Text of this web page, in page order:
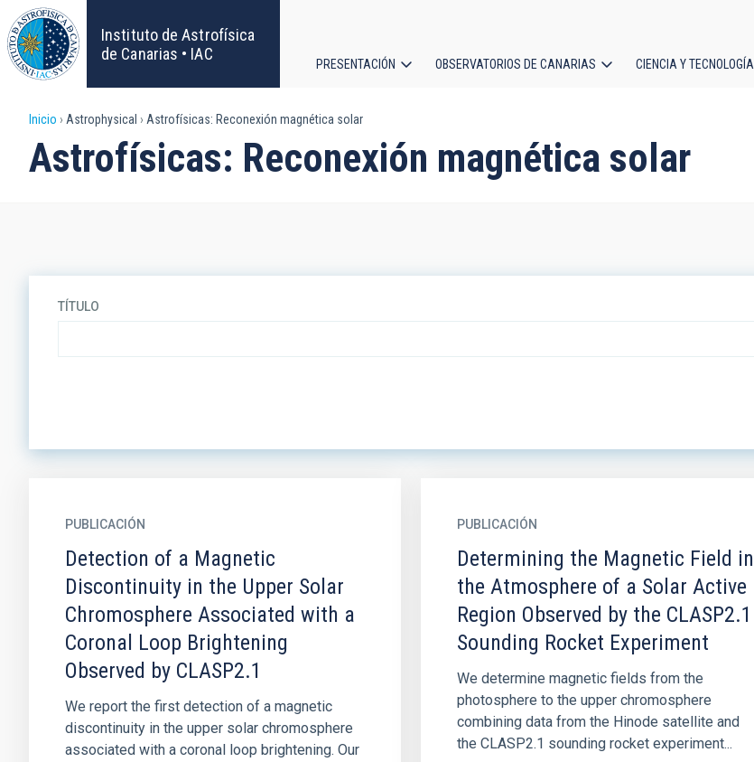
Pasar
al
contenido
principal
Instituto de Astrofísica
de Canarias • IAC
principal
PRESENTACIÓN OBSERVATORIOS DE CANARIAS CIENCIA Y TECNOLOGÍA
Sobrescribir
enlaces
Inicio Astrophysical Astrofísicas: Reconexión magnética solar
Astrofísicas: Reconexión magnética solar
TÍTULO
PUBLICACIÓN
Detection of a Magnetic
Discontinuity in the Upper Solar
Chromosphere Associated with a
Coronal Loop Brightening
Observed by CLASP2.1
We report the first detection of a magnetic
discontinuity in the upper solar chromosphere
associated with a coronal loop brightening. Our
PUBLICACIÓN
Determining the Magnetic Field in
the Atmosphere of a Solar Active
Region Observed by the CLASP2.1
Sounding Rocket Experiment
We determine magnetic fields from the
photosphere to the upper chromosphere
combining data from the Hinode satellite and
the CLASP2.1 sounding rocket experiment...